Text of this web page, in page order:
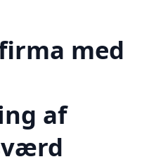
med
af